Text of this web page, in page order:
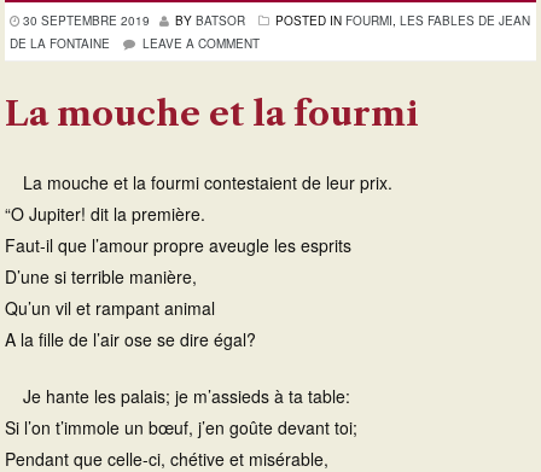
30 SEPTEMBRE 2019 BY BATSOR POSTED IN FOURMI, LES FABLES DE JEAN
DE LA FONTAINE
LEAVE A COMMENT
La mouche et la fourmi
La mouche et la fourmi contestaient de leur prix.
“O Jupiter! dit la première.
Faut-il que l’amour propre aveugle les esprits
D’une si terrible manière,
Qu’un vil et rampant animal
A la fille de l’air ose se dire égal?
Je hante les palais; je m’assieds à ta table:
Si l’on t’immole un bœuf, j’en goûte devant toi;
Pendant que celle-ci, chétive et misérable,